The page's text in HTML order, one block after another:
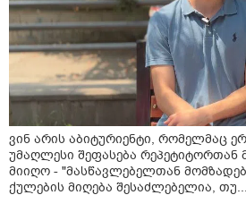
ვინ არის აბიტურიენტი, რომელმაც
უმაღლესი შეფასება რეპეტიტორთან
მიიღო - "მასწავლებელთან მომზადების გარეშე მაღალი
ქულების მიღება შესაძლებელია,